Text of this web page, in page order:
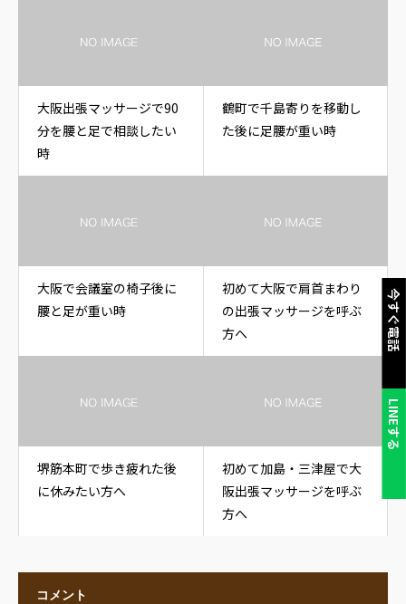
今すぐ電話
LINEする
大阪出張マッサージで90
分を腰と足で相談したい
時
鶴町で千島寄りを移動し
た後に足腰が重い時
大阪で会議室の椅子後に
腰と足が重い時
初めて大阪で肩首まわり
の出張マッサージを呼ぶ
方へ
堺筋本町で歩き疲れた後
に休みたい方へ
初めて加島・三津屋で大
阪出張マッサージを呼ぶ
方へ
コメント